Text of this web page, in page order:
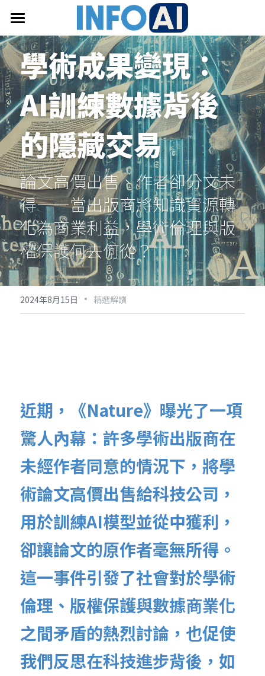
首頁
關於InfoAI
訂閱電子報
最新文章
搜索
email聯絡
學術成果變現：
AI訓練數據背後
的隱藏交易
論文高價出售、作者卻分文未
得——當出版商將知識資源轉
化為商業利益，學術倫理與版
權保護何去何從？
2024年8月15日 · 精選解讀
近期，《Nature》曝光了一項
驚人內幕：許多學術出版商在
未經作者同意的情況下，將學
術論文高價出售給科技公司，
用於訓練AI模型並從中獲利，
卻讓論文的原作者毫無所得。
這一事件引發了社會對於學術
倫理、版權保護與數據商業化
之間矛盾的熱烈討論，也促使
我們反思在科技進步背後，如